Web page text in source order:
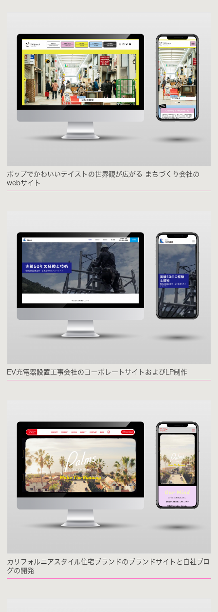
ポップでかわいいテイストの世界観が広がる まちづくり会社の
webサイト
EV充電器設置工事会社のコーポレートサイトおよびLP制作
カリフォルニアスタイル住宅ブランドのブランドサイトと自社ブロ
グの開発